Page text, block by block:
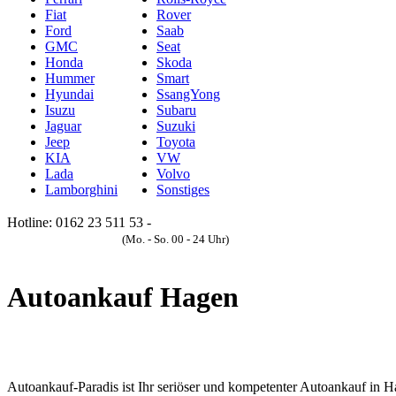
Fiat
Ford
GMC
Honda
Hummer
Hyundai
Isuzu
Jaguar
Jeep
KIA
Lada
Lamborghini
Rover
Saab
Seat
Skoda
Smart
SsangYong
Subaru
Suzuki
Toyota
VW
Volvo
Sonstiges
Hotline: 0162 23 511 53 -
(Mo. - So. 00 - 24 Uhr)
Autoankauf Hagen
Autoankauf-Paradis ist Ihr seriöser und kompetenter Autoankauf in